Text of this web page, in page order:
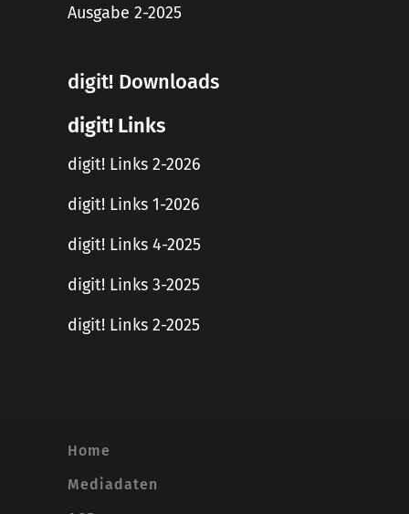
Ausgabe 2-2025
digit! Downloads
digit! Links
digit! Links 2-2026
digit! Links 1-2026
digit! Links 4-2025
digit! Links 3-2025
digit! Links 2-2025
Home
Mediadaten